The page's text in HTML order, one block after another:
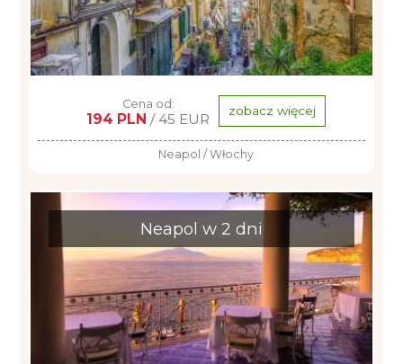
Cena od:
194 PLN / 45 EUR zobacz więcej
Neapol / Włochy
Neapol w 2 dni